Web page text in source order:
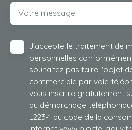
Votre message
J'accepte le traitement de
personnelles
souhaitez pas faire l'objet
commerciale par voie
vous inscrire gratuitement
au démarchage
L223-1 du code de la